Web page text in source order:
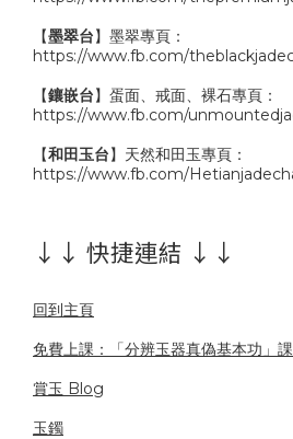
【墨翠台】墨翠專頁：
https://www.fb.com/
【鑲嵌台】蛋面、戒面、裸石專頁：
https://www.fb.com/
【和田玉台】天然和田玉專頁：
https://www.fb.com/
↓↓ 快捷連結 ↓↓
回到主頁
免費上課：「分辨玉器真偽基本功」
賞玉 Blog
玉鐲